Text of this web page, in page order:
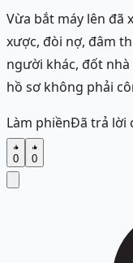
Vừa bắt máy lên đã
xược, đòi nợ, đâm
người khác, đốt
hồ sơ không phải
Làm phiềnĐã trả lời
0 0